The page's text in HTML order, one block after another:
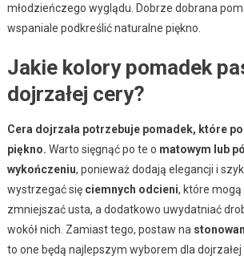
młodzieńczego wyglądu. Dobrze dobrana
wspaniale podkreślić naturalne piękno.
Jakie kolory pomadek
dojrzałej cery?
Cera dojrzała potrzebuje pomadek, które
piękno. Warto sięgnąć po te o matowym lub
wykończeniu, ponieważ dodają elegancji i
wystrzegać się ciemnych odcieni, które
zmniejszać usta, a dodatkowo uwydatniać
wokół nich. Zamiast tego, postaw na
to one będą najlepszym wyborem dla dojrzałej